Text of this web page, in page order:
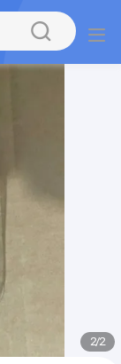
2/2